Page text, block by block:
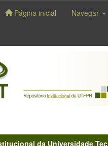
Página inicial Navegar
da Universidade